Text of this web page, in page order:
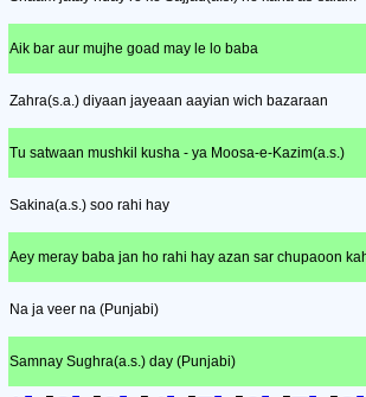
Aik bar aur mujhe goad may le lo baba
Zahra(s.a.) diyaan jayeaan aayian wich bazaraan
Tu satwaan mushkil kusha - ya Moosa-e-Kazim(a.s.)
Sakina(a.s.) soo rahi hay
Aey meray baba jan ho rahi hay azan sar chupaoon
Na ja veer na (Punjabi)
Samnay Sughra(a.s.) day (Punjabi)